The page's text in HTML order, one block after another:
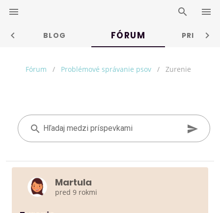
BLOG FÓRUM
Fórum / Problémové správanie psov / Zurenie
Hľadaj medzi príspevkami
Martula
pred 9 rokmi